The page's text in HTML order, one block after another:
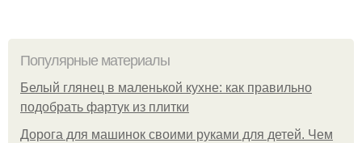
Популярные материалы
Белый глянец в маленькой кухне: как правильно
подобрать фартук из плитки
Дорога для машинок своими руками для детей. Чем